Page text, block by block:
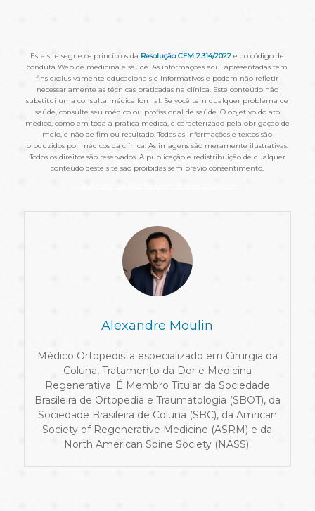
Este site segue os princípios da Resolução CFM 2.314/2022 e do código de
conduta Web de medicina e saúde. As informações aqui apresentadas têm
fins exclusivamente educacionais e informativos e podem não refletir
necessariamente as técnicas praticadas na clínica. Este conteúdo não
substitui uma consulta médica formal. Se você tem qualquer problema de
saúde, consulte seu médico ou profissional de saúde. O objetivo do ato
médico, como em toda a prática médica, é caracterizado pela obrigação de
meio, e não de fim ou resultado. Todas as informações e textos são
produzidos por médicos da clínica. As imagens são meramente ilustrativas.
Todos os direitos são reservados. A publicação e redistribuição de qualquer
conteúdo deste site são proibidas sem prévio consentimento.
Alexandre Moulin
Médico Ortopedista especializado em Cirurgia da
Coluna, Tratamento da Dor e Medicina
Regenerativa. É Membro Titular da Sociedade
Brasileira de Ortopedia e Traumatologia (SBOT), da
Sociedade Brasileira de Coluna (SBC), da Amrican
Society of Regenerative Medicine (ASRM) e da
North American Spine Society (NASS).